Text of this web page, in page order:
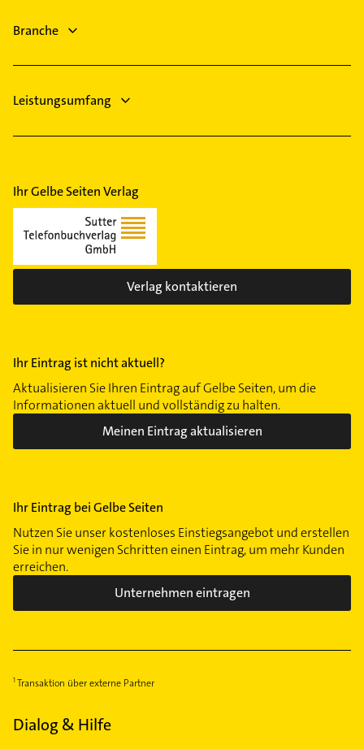
Gartenbau & Landschaftsbau
Branche
Leistungsumfang
Ihr Gelbe Seiten Verlag
Verlag kontaktieren
Ihr Eintrag ist nicht aktuell?
Aktualisieren Sie Ihren Eintrag auf Gelbe Seiten, um die
Informationen aktuell und vollständig zu halten.
Meinen Eintrag aktualisieren
Ihr Eintrag bei Gelbe Seiten
Nutzen Sie unser kostenloses Einstiegsangebot und erstellen
Sie in nur wenigen Schritten einen Eintrag, um mehr Kunden
erreichen.
Unternehmen eintragen
Transaktion über externe Partner
Dialog & Hilfe